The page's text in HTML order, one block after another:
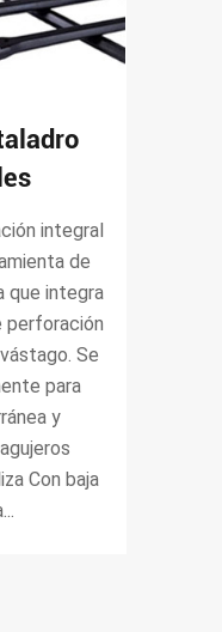
integral
de
que integra
perforación
Se
para
y
Con baja